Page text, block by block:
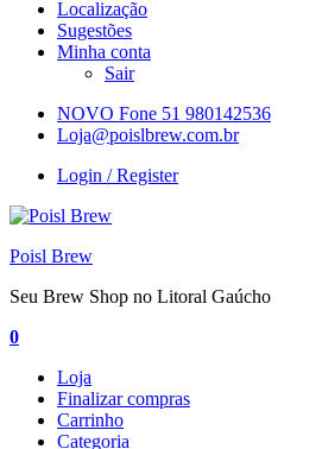
Localização
Sugestões
Minha conta
Sair
NOVO Fone 51 980142536
Loja@poislbrew.com.br
Login / Register
Poisl Brew
Seu Brew Shop no Litoral Gaúcho
0
Loja
Finalizar compras
Carrinho
Categoria